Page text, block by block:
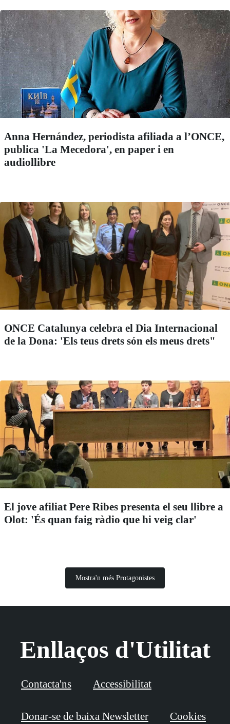
Anna Hernández, periodista afiliada a l’ONCE,
publica 'La Mecedora', en paper i en
audiollibre
ONCE Catalunya celebra el Dia Internacional
de la Dona: 'Els teus drets són els meus drets"
El jove afiliat Pere Ribes presenta el seu llibre a
Olot: 'És quan faig ràdio que hi veig clar'
Mostra'n més Protagonistes
Enllaços d'Utilitat
Contacta'ns Accessibilitat
Donar-se de baixa Newsletter Cookies